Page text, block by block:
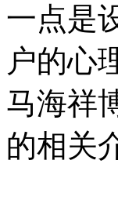
一点是
户的心
马海祥
的相关